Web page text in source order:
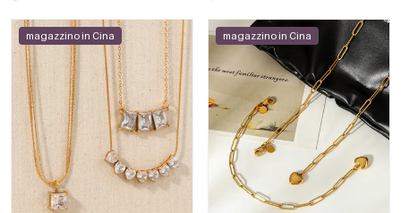
magazzino in Cina magazzino in Cina